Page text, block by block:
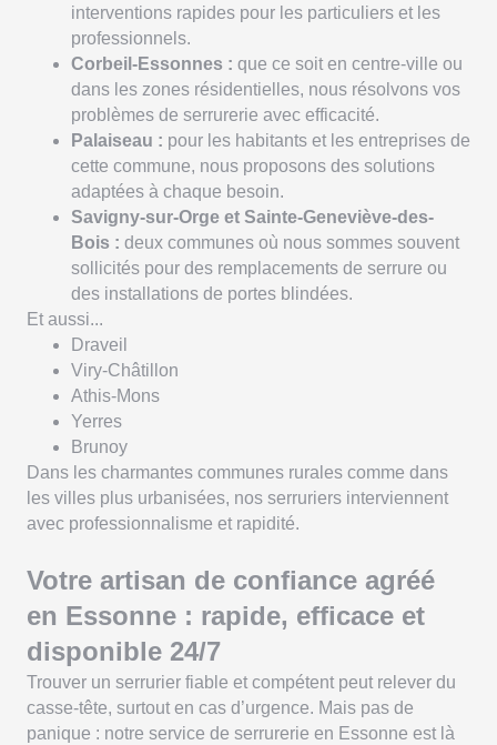
interventions rapides pour les particuliers et les
professionnels.
Corbeil-Essonnes : que ce soit en centre-ville ou
dans les zones résidentielles, nous résolvons vos
problèmes de serrurerie avec efficacité.
Palaiseau : pour les habitants et les entreprises de
cette commune, nous proposons des solutions
adaptées à chaque besoin.
Savigny-sur-Orge et Sainte-Geneviève-des-
Bois : deux communes où nous sommes souvent
sollicités pour des remplacements de serrure ou
des installations de portes blindées.
Et aussi...
Draveil
Viry-Châtillon
Athis-Mons
Yerres
Brunoy
Dans les charmantes communes rurales comme dans
les villes plus urbanisées, nos serruriers interviennent
avec professionnalisme et rapidité.
Votre artisan de confiance agréé
en Essonne : rapide, efficace et
disponible 24/7
Trouver un serrurier fiable et compétent peut relever du
casse-tête, surtout en cas d’urgence. Mais pas de
panique : notre service de serrurerie en Essonne est là